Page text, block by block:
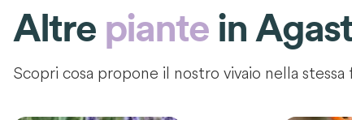
Altre piante in
Scopri cosa propone il nostro vivaio nella